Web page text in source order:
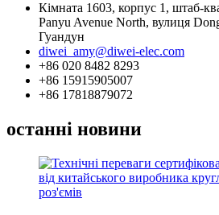
Кімната 1603, корпус 1, штаб-
Panyu Avenue North, вулиця
Гуандун
diwei_amy@diwei-elec.com
+86 020 8482 8293
+86 15915905007
+86 17818879072
останні новини